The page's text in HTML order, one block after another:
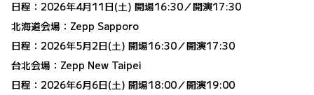
日程：2026年4月11日(土) 開場16:30／開演17:30
北海道会場：Zepp Sapporo
日程：2026年5月2日(土) 開場16:30／開演17:30
台北会場：Zepp New Taipei
日程：2026年6月6日(土) 開場18:00／開演19:00